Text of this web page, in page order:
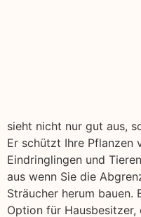
sieht nicht nur gut aus,
Er schützt Ihre Pflanzen
Eindringlingen und
aus wenn Sie die
Sträucher herum bauen.
Option für